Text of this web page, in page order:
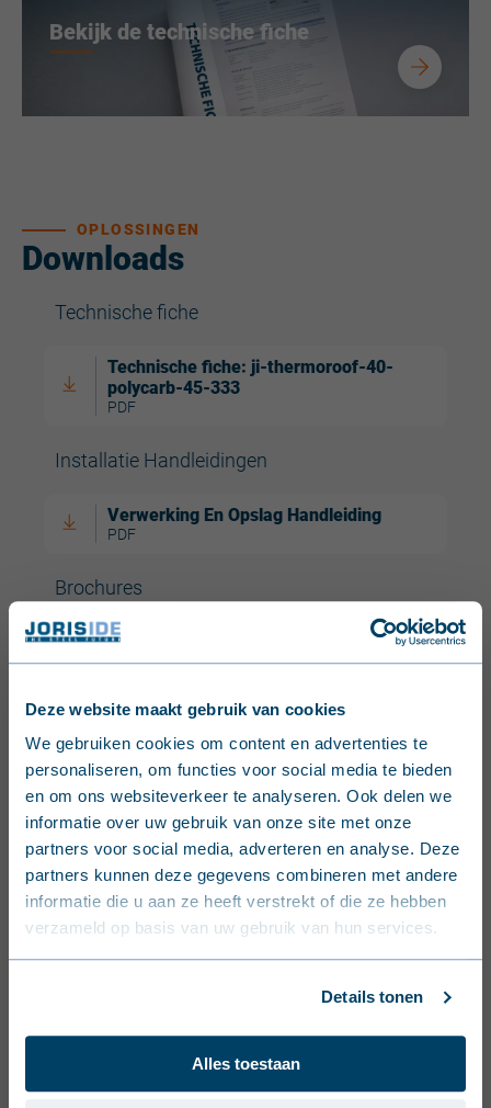
Deze website maakt gebruik van cookies
We gebruiken cookies om content en advertenties te
personaliseren, om functies voor social media te bieden
en om ons websiteverkeer te analyseren. Ook delen we
informatie over uw gebruik van onze site met onze
partners voor social media, adverteren en analyse. Deze
partners kunnen deze gegevens combineren met andere
informatie die u aan ze heeft verstrekt of die ze hebben
verzameld op basis van uw gebruik van hun services.
Details tonen
Alles toestaan
English (United Kingdom)
Nederlands (België)
Français (Belgique)
Nederlands (Nederland)
Deutsch (Deutschland)
Svenska (Sverige)
Bekijk de technische fiche
Downloads
OPLOSSINGEN
Technische fiche
Technische fiche: ji-thermoroof-40-
polycarb-45-333
PDF
Installatie Handleidingen
Verwerking En Opslag Handleiding
PDF
Brochures
Joris Ide Light Solutions Uw Heldere Blik
Op De Toekomst!
Certificaten
JI Thermoroof 40
Polycarb_Class.report_Fire_B-s2,d0
REPORT_FIRE_B-S2-D0
Tekeningen
Tekeningen JI Thermoroof 40 Polycarb
45-333
Referenties
OPLOSSINGEN